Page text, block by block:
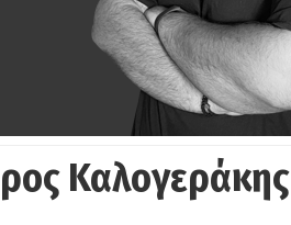
Καλογεράκης